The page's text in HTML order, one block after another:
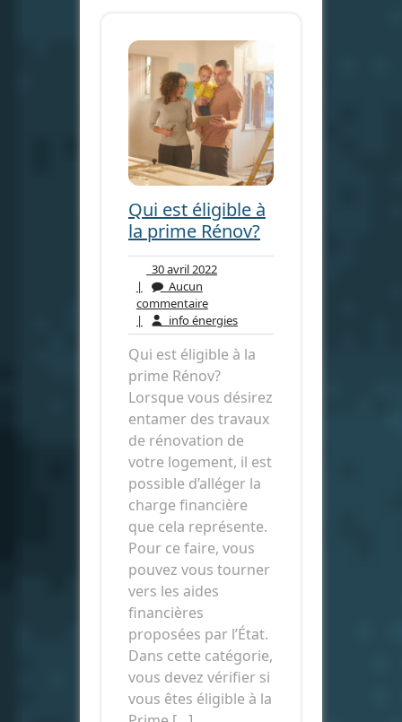
Qui est éligible à
la prime Rénov?
30 avril 202230
|
Aucun
commentaireAucun
commentaire
| info énergiesinfo
énergies
Qui est éligible à la
prime Rénov?
Lorsque vous désirez
entamer des travaux
de rénovation de
votre logement, il est
possible d’alléger la
charge financière
que cela représente.
Pour ce faire, vous
pouvez vous tourner
vers les aides
financières
proposées par l’État.
Dans cette catégorie,
vous devez vérifier si
vous êtes éligible à la